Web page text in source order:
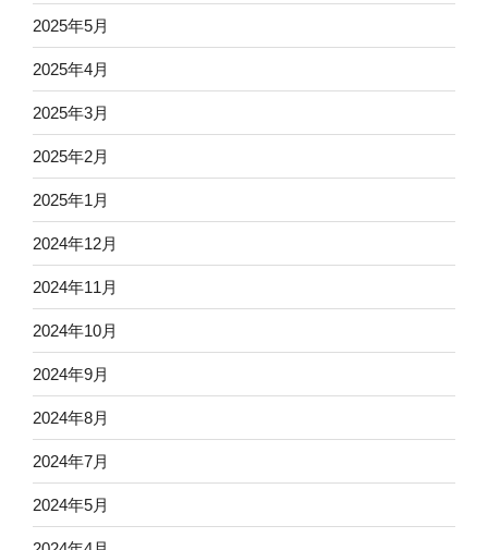
2025年5月
2025年4月
2025年3月
2025年2月
2025年1月
2024年12月
2024年11月
2024年10月
2024年9月
2024年8月
2024年7月
2024年5月